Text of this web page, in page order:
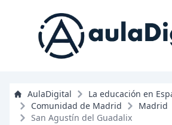
AulaDigital
La educación en
Comunidad de Madrid
Madrid
San Agustín del Guadalix